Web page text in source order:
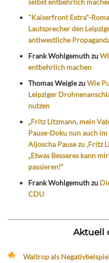
"Kaiserfront Extra"-
Lautsprecher den
antiwestliche
Frank Wohlgemuthzu
entbehrlich machen
Thomas WeiglezuWie
Leipziger
nutzen
„Fritz Litzmann, mein
Pause-Doku nun auch
Aljoscha Pause zu ‚Fritz
„Etwas Besseres kann
passieren!“
Frank Wohlgemuthzu
CDU
Aktuell
Waltrop als